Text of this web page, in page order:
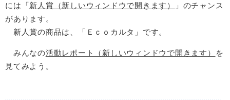
には「新人賞（新しいウィンドウで開きます）
」のチャンス
があります。
新人賞の商品は、「Ｅｃｏカルタ」です。
みんなの活動レポート（新しいウィンドウで開きます）
を
見てみよう。